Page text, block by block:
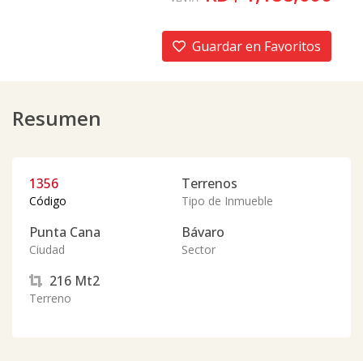
Guardar en Favoritos
Resumen
1356
Código
Terrenos
Tipo de Inmueble
Punta Cana
Ciudad
Bávaro
Sector
216 Mt2
Terreno